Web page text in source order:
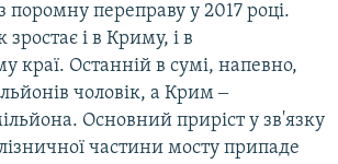
поромну переправу у 2017 році.
зростає і в Криму, і в
краї. Останній в сумі, напевно,
чоловік, а Крим ‒
Основний приріст у зв'язку
частини мосту припаде